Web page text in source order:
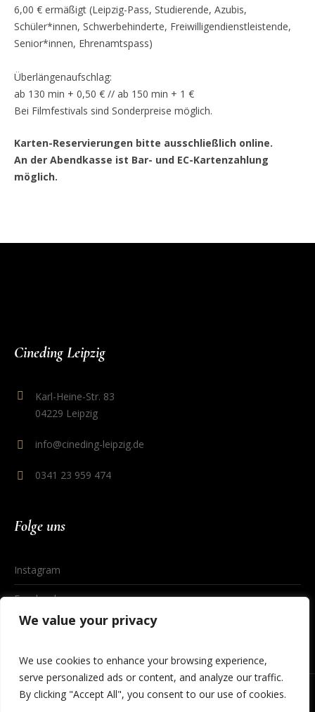
We value your privacy
We use cookies to enhance your browsing experience,
serve personalized ads or content, and analyze our traffic.
By clicking "Accept All", you consent to our use of cookies.
6,00 € ermäßigt (Leipzig-Pass, Studierende, Azubis,
Schüler*innen, Schwerbehinderte, Freiwilligendienstleistende,
Senior*innen, Ehrenamtspass)
Überlängenaufschlag:
ab 130 min + 0,50 € // ab 150 min + 1 €
Bei Filmfestivals sind Sonderpreise möglich.
Karten-Reservierungen bitte ausschließlich online.
An der Abendkasse ist Bar- und EC-Kartenzahlung
möglich.
Cineding Leipzig
Karl-Heine-Str. 83
04229 Leipzig
info@cineding-leipzig.de
0341 23 959 474
Folge uns
Instagram
Facebook